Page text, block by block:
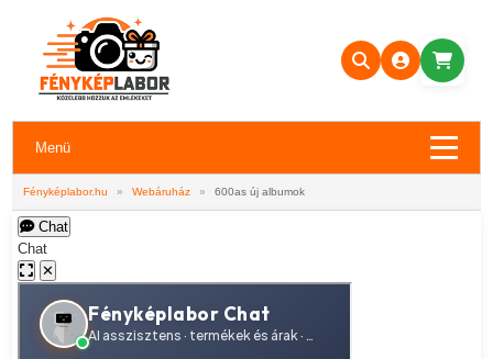
Menü
Fényképlabor.hu » Webáruház » 600as új albumok
Chat
Chat
✕